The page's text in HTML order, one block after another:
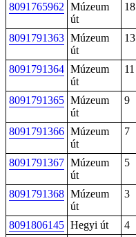
8091765962 Múzeum
út
18
8091791363 Múzeum
út
13
8091791364 Múzeum
út
11
8091791365 Múzeum
út
9
8091791366 Múzeum
út
7
8091791367 Múzeum
út
5
8091791368 Múzeum
út
3
8091806145 Hegyi út 4